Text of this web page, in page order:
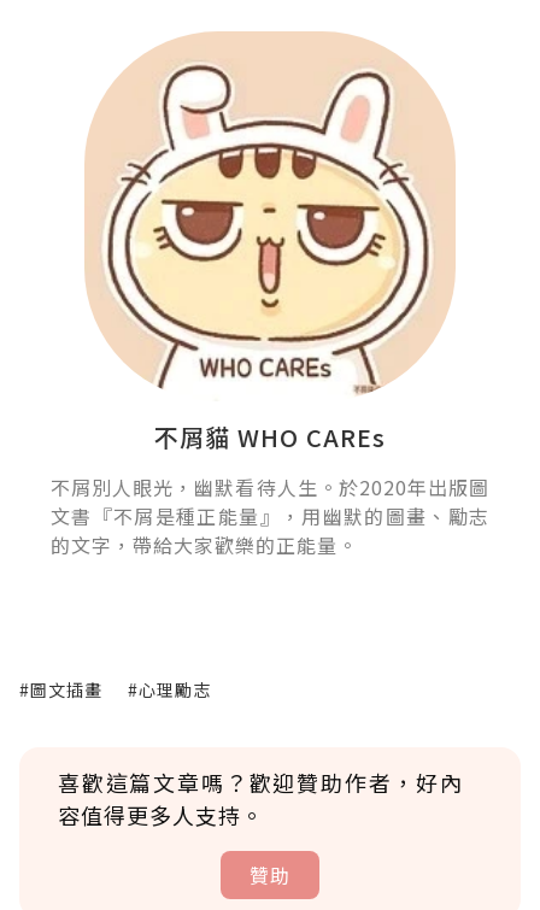
不屑貓 WHO CAREs
不屑別人眼光，幽默看待人生。於2020年出版圖
文書『不屑是種正能量』，用幽默的圖畫、勵志
的文字，帶給大家歡樂的正能量。
#圖文插畫 #心理勵志
喜歡這篇文章嗎？歡迎贊助作者，好內
容值得更多人支持。
贊助